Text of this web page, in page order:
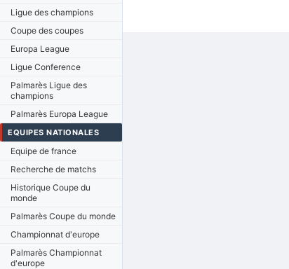
Ligue des champions
Coupe des coupes
Europa League
Ligue Conference
Palmarès Ligue des
champions
Palmarès Europa League
EQUIPES NATIONALES
Equipe de france
Recherche de matchs
Historique Coupe du
monde
Palmarès Coupe du monde
Championnat d'europe
Palmarès Championnat
d'europe